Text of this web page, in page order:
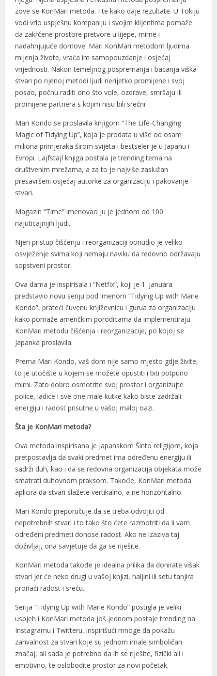
zove se KonMari metoda. I te kako daje rezultate. U Tokiju
vodi vrlo uspješnu kompaniju i svojim klijentima pomaže
da zakrčene prostore pretvore u lijepe, mirne i
nadahnjujuće domove. Mari KonMari metodom ljudima
mijenja živote, vraća im samopouzdanje i osjećaj
vrijednosti. Nakon temeljnog pospremanja i bacanja viška
stvari po njenoj metodi ljudi nerijetko promijene i svoj
posao, počnu raditi ono što vole, ozdrave, smršaju ili
promijene partnera s kojim nisu bili srećni.
Mari Kondo se proslavila knjigom “The Life-Changing
Magic of Tidying Up”, koja je prodata u više od osam
miliona primjeraka širom svijeta i bestseler je u Japanu i
Evropi. Lajfstajl knjiga postala je trending tema na
društvenim mrežama, a za to je najviše zaslužan
presavršeni osjećaj autorke za organizaciju i pakovanje
stvari.
Magazin “Time” imenovao ju je jednom od 100
najuticajnijih ljudi.
Njen pristup čišćenju i reorganizaciji ponudio je veliko
osvježenje svima koji nemaju naviku da redovno održavaju
sopstveni prostor.
Ova dama je inspirisala i “Netfix”, koji je 1. januara
predstavio novu seriju pod imenom “Tidying Up with Marie
Kondo”, prateći čuvenu književnicu i gurua za organizaciju
kako pomaže američkim porodicama da implementiraju
KonMari metodu čišćenja i reorganizacije, po kojoj se
Japanka proslavila.
Prema Mari Kondo, vaš dom nije samo mjesto gdje živite,
to je utočište u kojem se možete opustiti i biti potpuno
mirni. Zato dobro osmotrite svoj prostor i organizujte
police, ladice i sve one male kutke kako biste zadržali
energiju i radost prisutne u vašoj maloj oazi.
Šta je KonMari metoda?
Ova metoda inspirisana je japanskom Šinto religijom, koja
pretpostavlja da svaki predmet ima određenu energiju ili
sadrži duh, kao i da se redovna organizacija objekata može
smatrati duhovnom praksom. Takođe, KonMari metoda
aplicira da stvari slažete vertikalno, a ne horizontalno.
Mari Kondo preporučuje da se treba odvojiti od
nepotrebnih stvari i to tako što ćete razmotriti da li vam
određeni predmeti donose radost. Ako ne izaziva taj
doživljaj, ona savjetuje da ga se riješite.
KonMari metoda takođe je idealna prilika da donirate višak
stvari jer će neko drugi u vašoj knjizi, haljini ili setu tanjira
pronaći radost i sreću.
Serija “Tidying Up with Marie Kondo” postigla je veliki
uspjeh i KonMari metoda još jednom postaje trending na
Instagramu i Twitteru, inspirišući mnoge da pokažu
zahvalnost za stvari koje su jednom imale simboličan
značaj, ali sada je potrebno da ih se riješite, fizički ali i
emotivno, te oslobodite prostor za novi početak.